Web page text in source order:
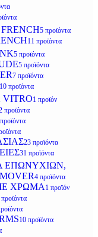
5 προϊόντα
11 προϊόντα
5 προϊόντα
5 προϊόντα
7 προϊόντα
10 προϊόντα
1 προϊόν
προϊόντα
23 προϊόντα
31 προϊόντα
ΕΠΩΝΥΧΙΩΝ,
4 προϊόντα
ΧΡΩΜΑ 1 προϊόν
10 προϊόντα